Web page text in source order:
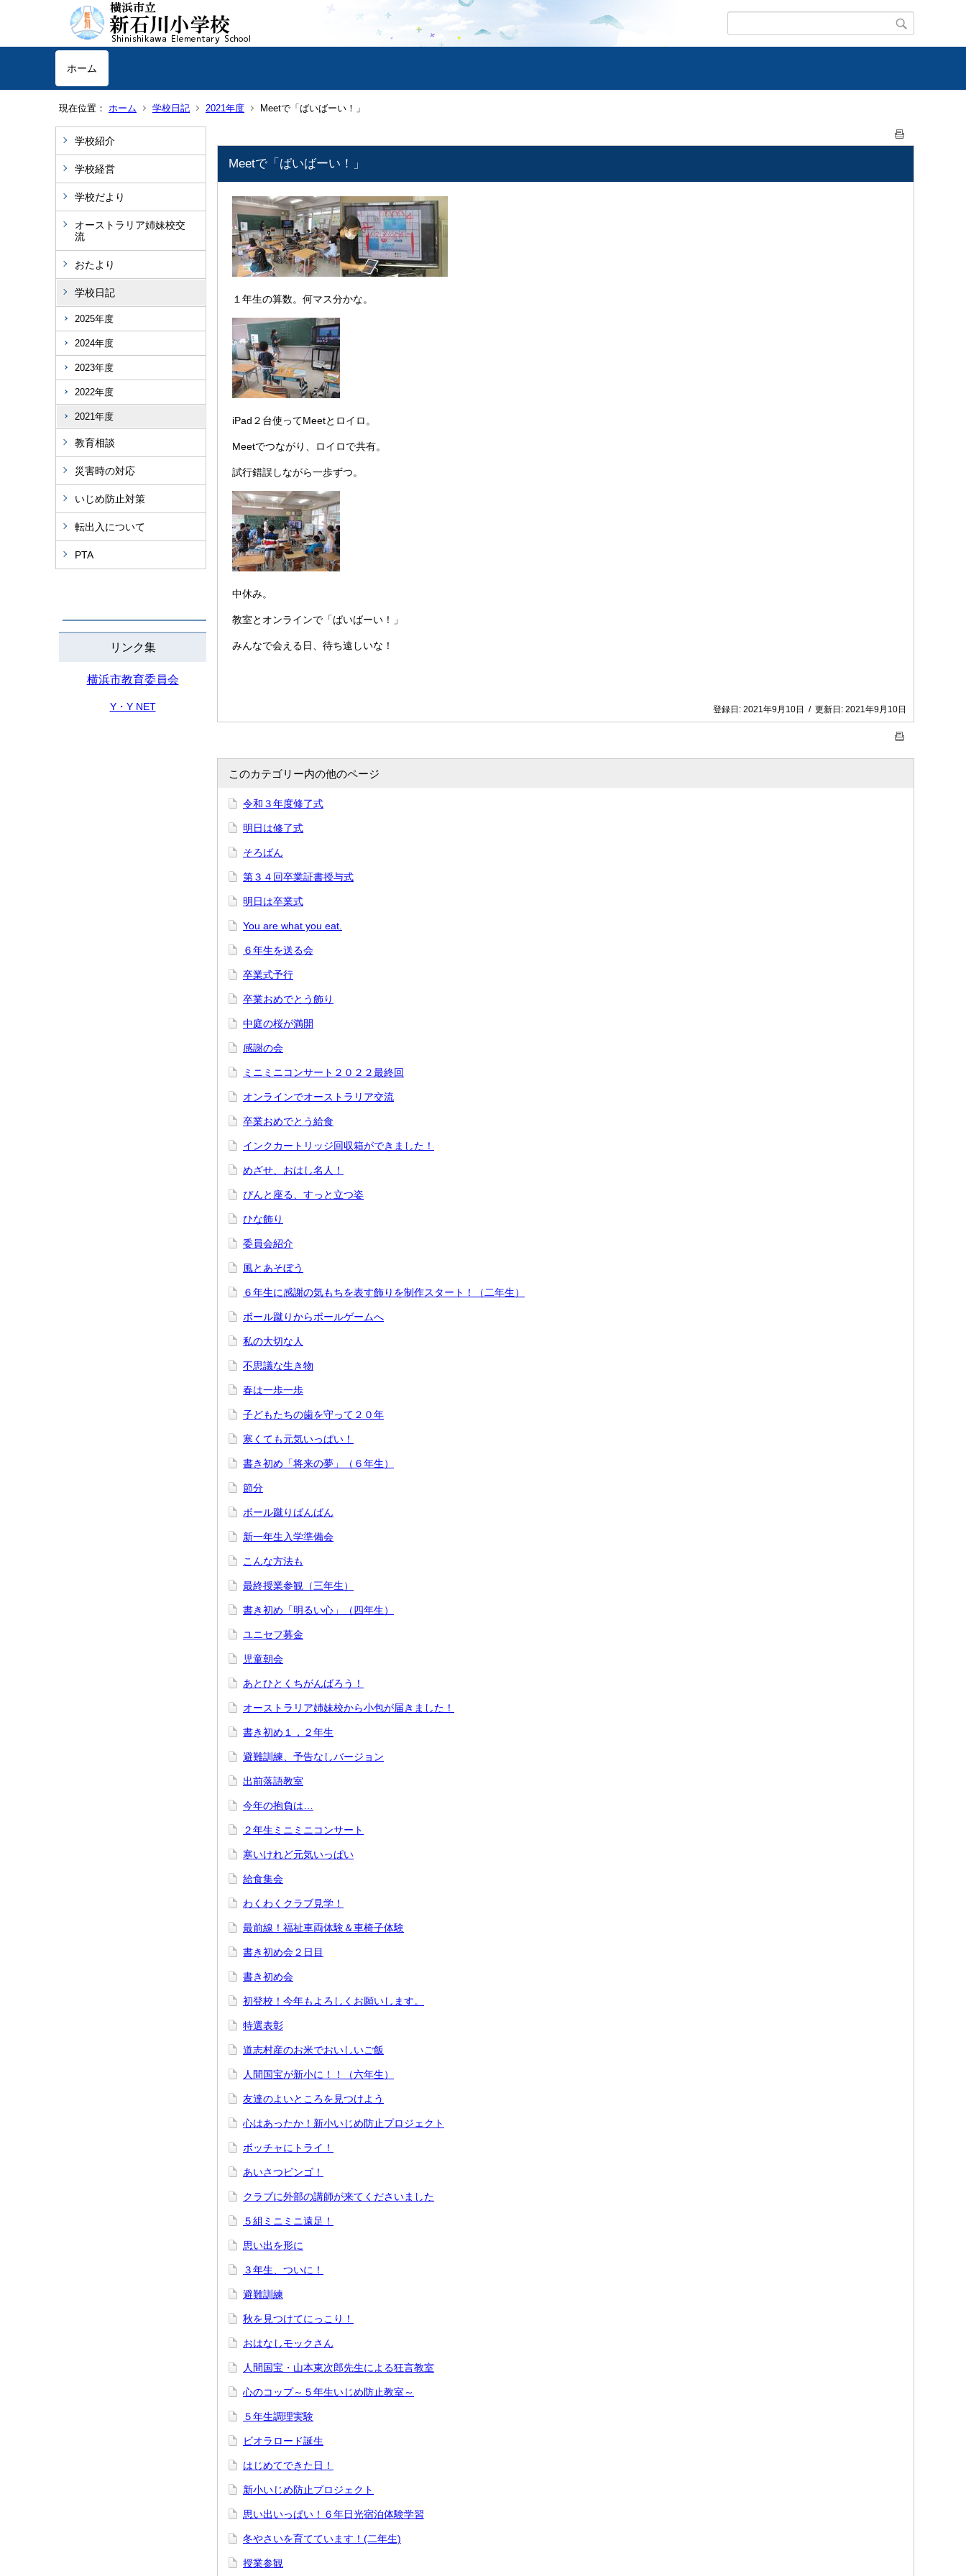
ホーム
現在位置： ホーム 学校日記 2021年度 Meetで「ばいばーい！」
学校紹介
学校経営
学校だより
オーストラリア姉妹校交
流
おたより
学校日記
2025年度
2024年度
2023年度
2022年度
2021年度
教育相談
災害時の対応
いじめ防止対策
転出入について
PTA
リンク集
横浜市教育委員会
Y・Y NET
Meetで「ばいばーい！」
１年生の算数。何マス分かな。
iPad２台使ってMeetとロイロ。
Meetでつながり、ロイロで共有。
試行錯誤しながら一歩ずつ。
中休み。
教室とオンラインで「ばいばーい！」
みんなで会える日、待ち遠しいな！
登録日: 2021年9月10日 / 更新日: 2021年9月10日
このカテゴリー内の他のページ
令和３年度修了式
明日は修了式
そろばん
第３４回卒業証書授与式
明日は卒業式
You are what you eat.
６年生を送る会
卒業式予行
卒業おめでとう飾り
中庭の桜が満開
感謝の会
ミニミニコンサート２０２２最終回
オンラインでオーストラリア交流
卒業おめでとう給食
インクカートリッジ回収箱ができました！
めざせ、おはし名人！
ぴんと座る、すっと立つ姿
ひな飾り
委員会紹介
風とあそぼう
６年生に感謝の気もちを表す飾りを制作スタート！（二年生）
ボール蹴りからボールゲームへ
私の大切な人
不思議な生き物
春は一歩一歩
子どもたちの歯を守って２０年
寒くても元気いっぱい！
書き初め「将来の夢」（６年生）
節分
ボール蹴りばんばん
新一年生入学準備会
こんな方法も
最終授業参観（三年生）
書き初め「明るい心」（四年生）
ユニセフ募金
児童朝会
あとひとくちがんばろう！
オーストラリア姉妹校から小包が届きました！
書き初め１，２年生
避難訓練、予告なしバージョン
出前落語教室
今年の抱負は…
２年生ミニミニコンサート
寒いけれど元気いっぱい
給食集会
わくわくクラブ見学！
最前線！福祉車両体験＆車椅子体験
書き初め会２日目
書き初め会
初登校！今年もよろしくお願いします。
特選表彰
道志村産のお米でおいしいご飯
人間国宝が新小に！！（六年生）
友達のよいところを見つけよう
心はあったか！新小いじめ防止プロジェクト
ボッチャにトライ！
あいさつビンゴ！
クラブに外部の講師が来てくださいました
５組ミニミニ遠足！
思い出を形に
３年生、ついに！
避難訓練
秋を見つけてにっこり！
おはなしモックさん
人間国宝・山本東次郎先生による狂言教室
心のコップ～５年生いじめ防止教室～
５年生調理実験
ビオラロード誕生
はじめてできた日！
新小いじめ防止プロジェクト
思い出いっぱい！６年日光宿泊体験学習
冬やさいを育てています！(二年生)
授業参観